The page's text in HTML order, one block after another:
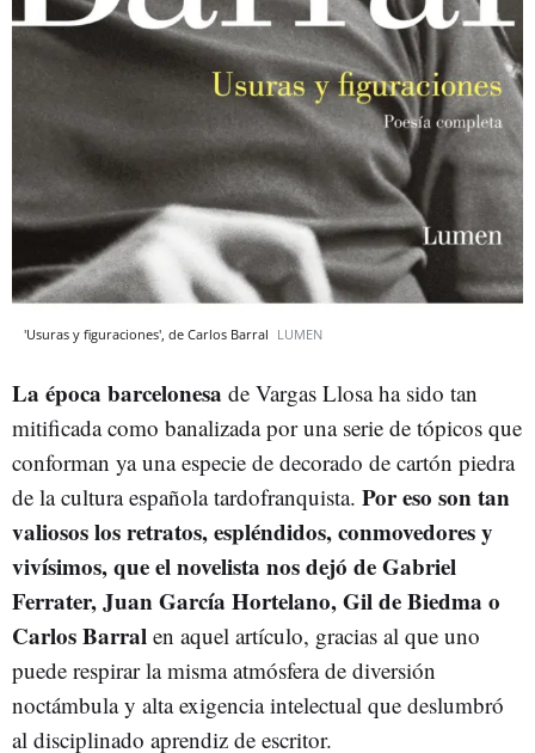
'Usuras y figuraciones', de Carlos Barral LUMEN
La época barcelonesa de Vargas Llosa ha sido tan
mitificada como banalizada por una serie de tópicos que
conforman ya una especie de decorado de cartón piedra
de la cultura española tardofranquista. Por eso son tan
valiosos los retratos, espléndidos, conmovedores y
vivísimos, que el novelista nos dejó de Gabriel
Ferrater, Juan García Hortelano, Gil de Biedma o
Carlos Barral en aquel artículo, gracias al que uno
puede respirar la misma atmósfera de diversión
noctámbula y alta exigencia intelectual que deslumbró
al disciplinado aprendiz de escritor.